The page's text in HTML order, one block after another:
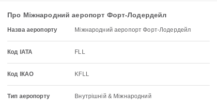
Про Міжнародний аеропорт Форт-Лодердейл
Назва аеропорту Міжнародний аеропорт Форт-Лодердейл
Код IATA FLL
Код ІКАО KFLL
Тип аеропорту Внутрішній & Міжнародний